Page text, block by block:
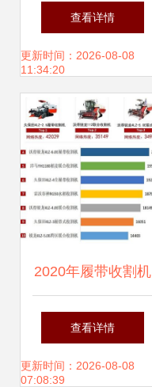
查看详情
更新时间：2026-08-08
11:34:20
2020年履带收割机
市场竞争激烈，国
产品牌表现抢眼！
查看详情
更新时间：2026-08-08
07:08:39